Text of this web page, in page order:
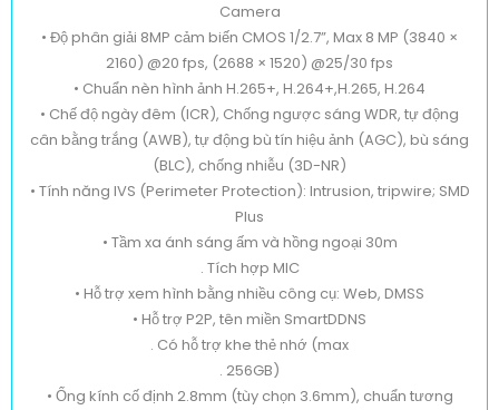
Camera
• Độ phân giải 8MP cảm biến CMOS 1/2.7”, Max 8 MP (3840 ×
2160) @20 fps, (2688 × 1520) @25/30 fps
• Chuẩn nèn hình ảnh H.265+, H.264+,H.265, H.264
• Chế độ ngày đêm (ICR), Chống ngược sáng WDR, tự động
cân bằng trắng (AWB), tự động bù tín hiệu ảnh (AGC), bù sáng
(BLC), chống nhiễu (3D-NR)
• Tính năng IVS (Perimeter Protection): Intrusion, tripwire; SMD
Plus
• Tầm xa ánh sáng ấm và hồng ngoại 30m
. Tích hợp MIC
• Hỗ trợ xem hình bằng nhiều công cụ: Web, DMSS
• Hỗ trợ P2P, tên miền SmartDDNS
. Có hỗ trợ khe thẻ nhớ (max
. 256GB)
• Ống kính cố định 2.8mm (tùy chọn 3.6mm), chuẩn tương